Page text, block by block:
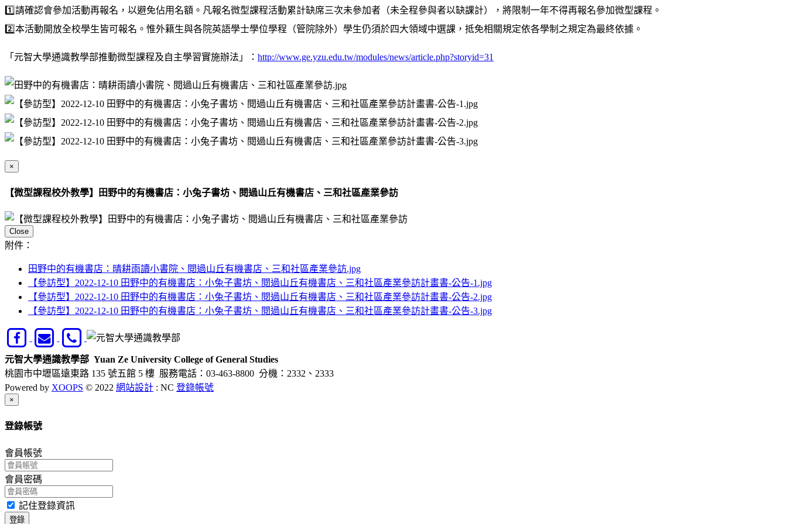
1️⃣️請確認會參加活動再報名，以避免佔用名額。凡報名微型課程活動累計缺席三次未參加者（未全程參與者以缺課計），將限制一年不得再報名參加微型課程。
2️⃣️️本活動開放全校學生皆可報名。惟外籍生與各院英語學士學位學程（管院除外）學生仍須於四大領域中選課，抵免相關規定依各學制之規定為最終依據。
「元智大學通識教學部推動微型課程及自主學習實施辦法」： http://www.ge.yzu.edu.tw/modules/news/article.php?storyid=31
×
【微型課程校外教學】田野中的有機書店：小兔子書坊、閱過山丘有機書店、三和社區產業參訪
Close
附件：
田野中的有機書店：晴耕雨讀小書院、閱過山丘有機書店、三和社區產業參訪.jpg
【參訪型】2022-12-10 田野中的有機書店：小兔子書坊、閱過山丘有機書店、三和社區產業參訪計畫書-公告-1.jpg
【參訪型】2022-12-10 田野中的有機書店：小兔子書坊、閱過山丘有機書店、三和社區產業參訪計畫書-公告-2.jpg
【參訪型】2022-12-10 田野中的有機書店：小兔子書坊、閱過山丘有機書店、三和社區產業參訪計畫書-公告-3.jpg
元智大學通識教學部 Yuan Ze University College of General Studies
桃園市中壢區遠東路 135 號五館 5 樓 服務電話：03-463-8800 分機：2332、2333
Powered by XOOPS © 2022 網站設計 : NC 登錄帳號
×
登錄帳號
會員帳號
會員密碼
記住登錄資訊
登錄